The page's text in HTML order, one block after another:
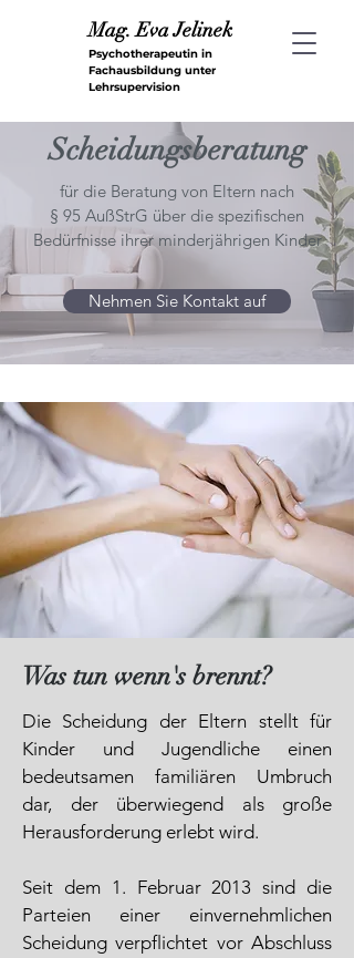
Mag. Eva Jelinek
Psychotherapeutin in
Fachausbildung unter
Lehrsupervision
Scheidungsberatung
für die Beratung von Eltern nach
§ 95 AußStrG über die spezifischen
Bedürfnisse ihrer minderjährigen Kinder
Nehmen Sie Kontakt auf
Was tun wenn's brennt?
Die Scheidung der Eltern stellt für
Kinder und Jugendliche einen
bedeutsamen familiären Umbruch
dar, der überwiegend als große
Herausforderung erlebt wird.
Seit dem 1. Februar 2013 sind die
Parteien einer einvernehmlichen
Scheidung verpflichtet vor Abschluss